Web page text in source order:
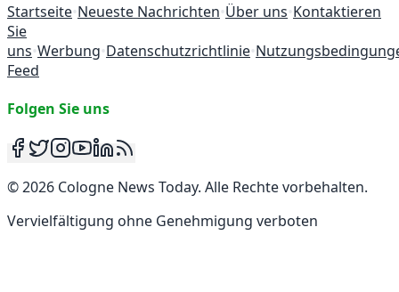
Startseite•Neueste Nachrichten•Über uns•Kontaktieren
Sie
uns•Werbung•Datenschutzrichtlinie•
Feed
Folgen Sie uns
©2026 Cologne News Today. Alle Rechte vorbehalten.
Vervielfältigung ohne Genehmigung verboten